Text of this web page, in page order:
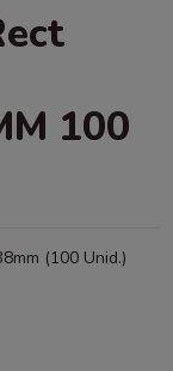
100
(100 Unid.)